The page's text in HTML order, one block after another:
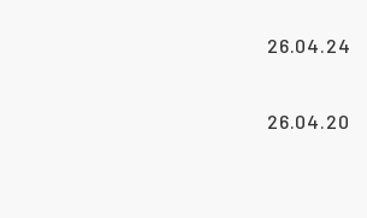
26.04.24
26.04.20